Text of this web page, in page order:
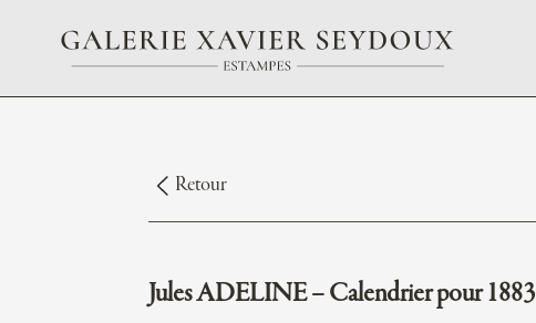
Retour
Jules ADELINE – Calendrier pour 1883